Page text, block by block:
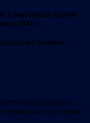
о расстрелах евреев
в 1941 г.
палачи»,
последовали в
еврейского населения?